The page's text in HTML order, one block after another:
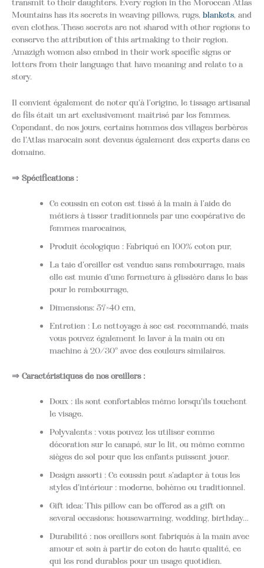
transmit to their daughters. Every region in the Moroccan Atlas
Mountains has its secrets in weaving pillows, rugs, blankets, and
even clothes. These secrets are not shared with other regions to
conserve the attribution of this artmaking to their region.
Amazigh women also embed in their work specific signs or
letters from their language that have meaning and relate to a
story.
Il convient également de noter qu'à l'origine, le tissage artisanal
de fils était un art exclusivement maîtrisé par les femmes.
Cependant, de nos jours, certains hommes des villages berbères
de l'Atlas marocain sont devenus également des experts dans ce
domaine.
⇒ Spécifications :
Ce coussin en coton est tissé à la main à l'aide de
métiers à tisser traditionnels par une coopérative de
femmes marocaines,
Produit écologique : Fabriqué en 100% coton pur,
La taie d'oreiller est vendue sans rembourrage, mais
elle est munie d'une fermeture à glissière dans le bas
pour le rembourrage,
Dimensions: 57×40 cm,
Entretien : Le nettoyage à sec est recommandé, mais
vous pouvez également le laver à la main ou en
machine à 20/30° avec des couleurs similaires.
⇒ Caractéristiques de nos oreillers :
Doux : ils sont confortables même lorsqu'ils touchent
le visage.
Polyvalents : vous pouvez les utiliser comme
décoration sur le canapé, sur le lit, ou même comme
sièges de sol pour que les enfants puissent jouer.
Design assorti : Ce coussin peut s'adapter à tous les
styles d'intérieur : moderne, bohème ou traditionnel.
Gift idea: This pillow can be offered as a gift on
several occasions: housewarming, wedding, birthday…
Durabilité : nos oreillers sont fabriqués à la main avec
amour et soin à partir de coton de haute qualité, ce
qui les rend durables pour un usage quotidien.